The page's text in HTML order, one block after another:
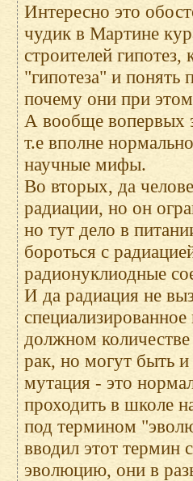
Интересно это
чудик в Мартине
строителей
"гипотеза" и
почему они при
А вообще вопервых
т.е вполне
научные мифы.
Во вторых, да
радиации, но он
но тут дело в
бороться с
радионуклиодные
И да радиация не
должном
рак, но могут быть
мутация - это
проходить в школе
под термином
вводил этот термин
эволюцию, они в